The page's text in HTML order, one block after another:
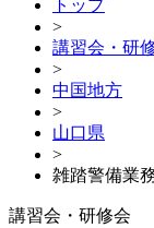
トップ
>
講習会・研
>
中国地方
>
山口県
>
雑踏警備業
講習会・研修会